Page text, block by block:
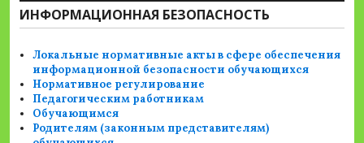
ИНФОРМАЦИОННАЯ БЕЗОПАСНОСТЬ
Локальные нормативные акты в сфере обеспечения
информационной безопасности обучающихся
Нормативное регулирование
Педагогическим работникам
Обучающимся
Родителям (законным представителям)